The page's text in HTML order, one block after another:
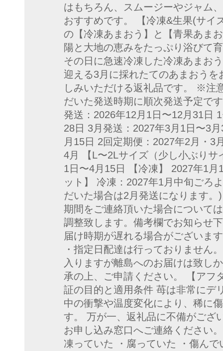
はもちろん、スムージーやジャム
おすすめです。 【冷凍&生果(サイ
の【冷凍あまおう】と【青果あま
陽と大地の恵みをたっぷり浴びて
その日に急速冷凍した冷凍あまお
迎える3月に採れたてのあまおう
しみいただける返礼品です。 ※注
だいた発送時期に順次発送予定で
発送：2026年12月1日〜12月31日
28日 3月発送：2027年3月1日〜3
月15日 2回定期便：2027年2月・3
4月 【L〜2Lサイズ（少し小ぶり
1日〜4月15日 【冷凍】 2027年1
ット】 冷凍：2027年1月中旬ごろ
だいた場合は2月発送になります
期間をご連絡頂いた場合について
調整致します。備考欄でお知らせ
届け時期が遅れる場合がございま
・指定日配達は行っておりません
入りますが離島へのお届けは致し
承の上、ご申請ください。 【アフ
証の目的と適用条件 苺は非常にデ
中の衝撃や温度変化により、稀に
す。 万が一、返礼品に不備がござ
お申し込み窓口へご連絡ください
凍っていた ・腐っていた ・傷ん